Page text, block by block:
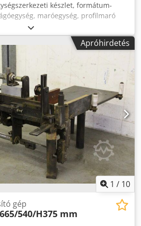
készlet, formátum-
maróegység, profilmaró
vágóegység, kétvégű
gép, pontozó motor, aprító motor,
géphez - Maró egység: sajnos
-Motor: 2x Holz-Her 2200 W / 2800
-Motorblokk: méretek
egység: 530/440 / H300 mm -Súly:
Avogorf
Apróhirdetés
1 / 10
gép
665/540/H375 mm